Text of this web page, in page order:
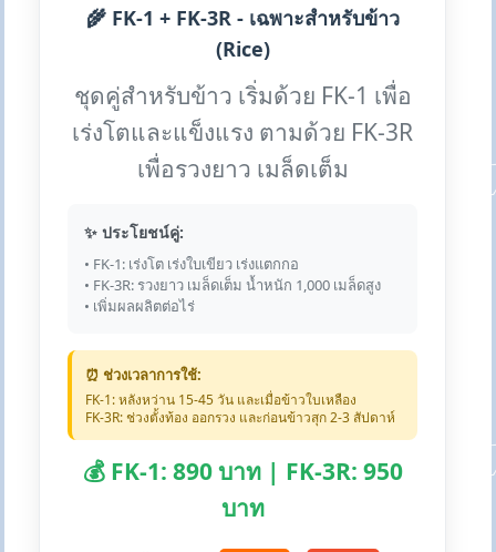
🌾 FK-1 + FK-3R - เฉพาะสำหรับข้าว
(Rice)
ชุดคู่สำหรับข้าว เริ่มด้วย FK-1 เพื่อ
เร่งโตและแข็งแรง ตามด้วย FK-3R
เพื่อรวงยาว เมล็ดเต็ม
✨ ประโยชน์คู่:
• FK-1: เร่งโต เร่งใบเขียว เร่งแตกกอ
• FK-3R: รวงยาว เมล็ดเต็ม น้ำหนัก 1,000 เมล็ดสูง
• เพิ่มผลผลิตต่อไร่
⏰ ช่วงเวลาการใช้:
FK-1: หลังหว่าน 15-45 วัน และเมื่อข้าวใบเหลือง
FK-3R: ช่วงตั้งท้อง ออกรวง และก่อนข้าวสุก 2-3 สัปดาห์
💰 FK-1: 890 บาท | FK-3R: 950
บาท